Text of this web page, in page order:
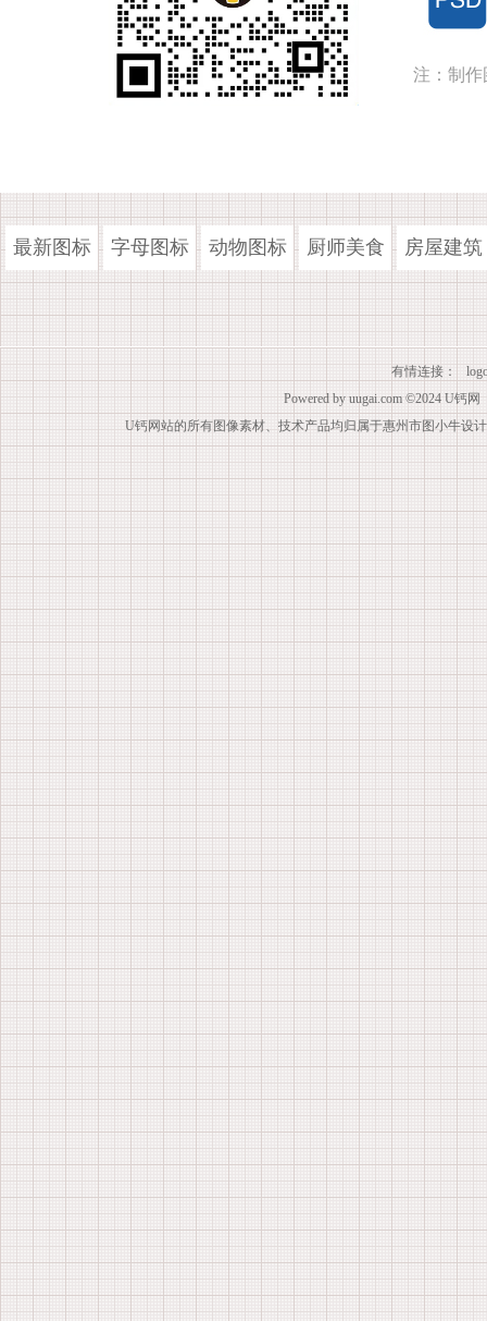
注：制作
最新图标 字母图标 动物图标 厨师美食 房屋建筑
有情连接：
Powered by uugai.com ©2024 U钙网
U钙网站的所有图像素材、技术产品均归属于惠州市图小牛设